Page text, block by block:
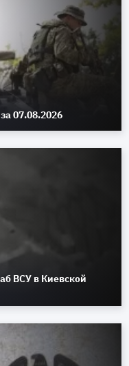
07.08.2026
ВСУ в Киевской